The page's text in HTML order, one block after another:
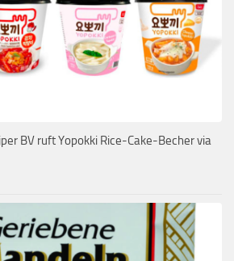
BV ruft Yopokki Rice-Cake-Becher via